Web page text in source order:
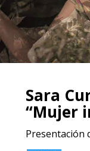
Sara
“Mujer
Presentación